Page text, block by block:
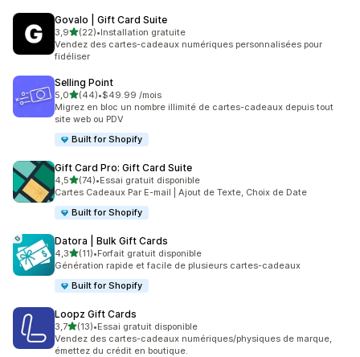
Govalo | Gift Card Suite
3,9étoile(s) sur 5
(22)
22 avis au total
•Installation gratuite
Vendez des cartes-cadeaux numériques personnalisées pour
fidéliser
Selling Point
5,0étoile(s) sur 5
(44)
44 avis au total
•$49.99 /mois
Migrez en bloc un nombre illimité de cartes-cadeaux depuis tout
site web ou PDV
Built for Shopify
Gift Card Pro: Gift Card Suite
4,5étoile(s) sur 5
(74)
74 avis au total
•Essai gratuit disponible
Cartes Cadeaux Par E-mail | Ajout de Texte, Choix de Date
Built for Shopify
Datora | Bulk Gift Cards
4,3étoile(s) sur 5
(11)
11 avis au total
•Forfait gratuit disponible
Génération rapide et facile de plusieurs cartes-cadeaux
Built for Shopify
Loopz Gift Cards
3,7étoile(s) sur 5
(13)
13 avis au total
•Essai gratuit disponible
Vendez des cartes-cadeaux numériques/physiques de marque,
émettez du crédit en boutique.